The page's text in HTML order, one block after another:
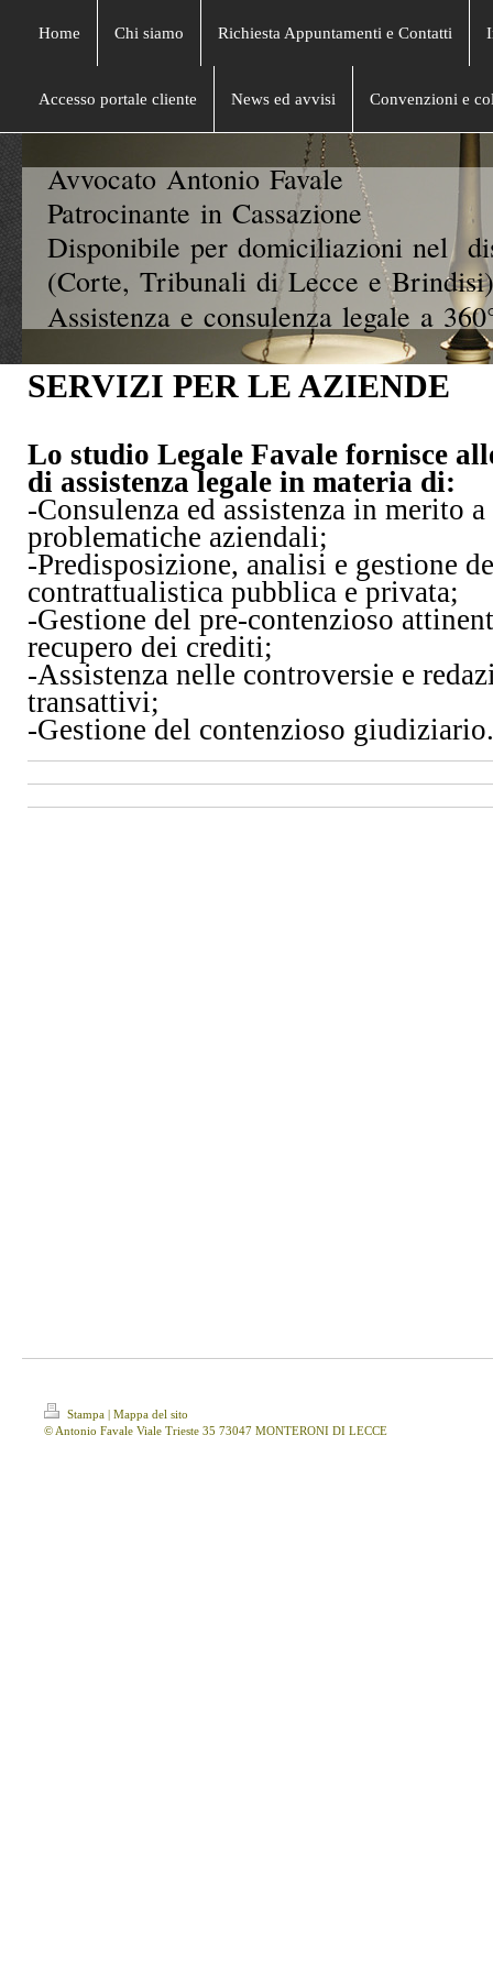
Home Chi siamo Richiesta Appuntamenti e Contatti
Accesso portale cliente News ed avvisi Convenzioni e
Avvocato Antonio Favale
Patrocinante in Cassazione
Disponibile per domiciliazioni nel
(Corte, Tribunali di Lecce e
Assistenza e consulenza legale a
SERVIZI PER LE AZIENDE
Lo studio Legale Favale fornisce
di assistenza legale in materia di:
-Consulenza ed assistenza in merito
problematiche aziendali;
-Predisposizione, analisi e gestione
contrattualistica pubblica e privata;
-Gestione del pre-contenzioso
recupero dei crediti;
-Assistenza nelle controversie e
transattivi;
-Gestione del contenzioso giudiziario.
Stampa | Mappa del sito
© Antonio Favale Viale Trieste 35 73047 MONTERONI DI LECCE